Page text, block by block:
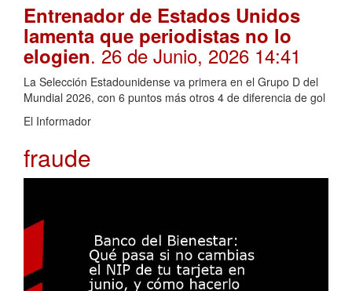
Entrenador de Estados Unidos
lamenta que periodistas no lo
elogien. 26 de Junio, 2026 14:41
La Selección Estadounidense va primera en el Grupo D del
Mundial 2026, con 6 puntos más otros 4 de diferencia de gol
El Informador
fraude